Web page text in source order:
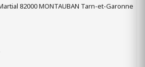
82000MONTAUBAN Tarn-et-Garonne